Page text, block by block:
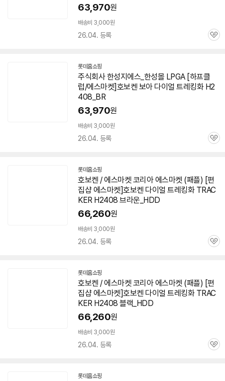
63,970원
배송비 3,000원
26.04. 등록
관
롯데홈쇼핑
주식회사 한성지에스_한성몰 LPGA [하프클
럽/에스마켓]호보켄 보아 다이얼 트레킹화 H2
408_BR
63,970원
배송비 3,000원
26.04. 등록
관
롯데홈쇼핑
호보켄 / 에스마켓 코리아 에스마켓 (패플) [편
집샵 에스마켓]호보켄 다이얼 트레킹화 TRAC
KER H2408 브라운_HDD
66,260원
배송비 3,000원
26.04. 등록
관
롯데홈쇼핑
호보켄 / 에스마켓 코리아 에스마켓 (패플) [편
집샵 에스마켓]호보켄 다이얼 트레킹화 TRAC
KER H2408 블랙_HDD
66,260원
배송비 3,000원
26.04. 등록
관
롯데홈쇼핑